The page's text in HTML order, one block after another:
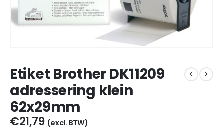
Etiket Brother DK11209
adressering klein
62x29mm
€21,79 (excl. BTW)